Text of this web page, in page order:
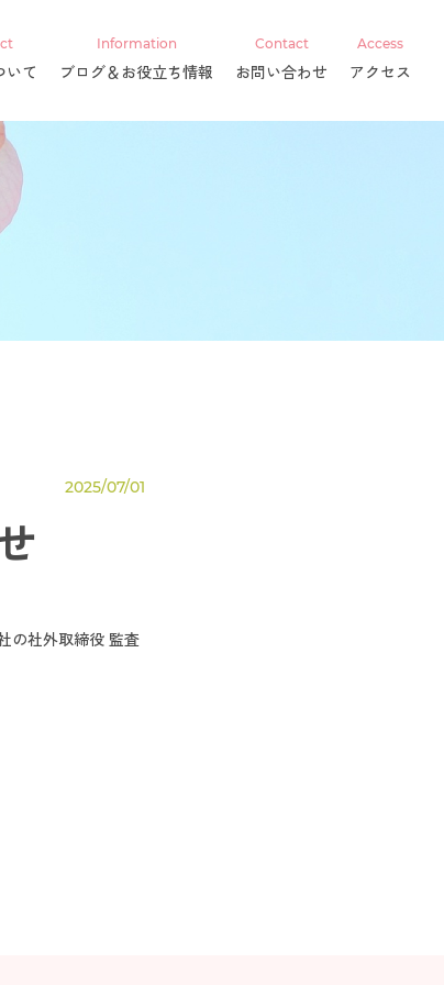
いて
Information
ブログ＆お役立ち情報
Contact
お問い合わせ
Access
アクセス
2025/07/01
の社外取締役 監査